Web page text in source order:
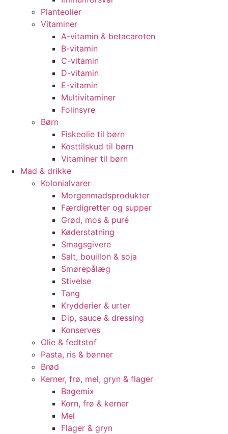
Planteolier
Vitaminer
A-vitamin & betacaroten
B-vitamin
C-vitamin
D-vitamin
E-vitamin
Multivitaminer
Folinsyre
Børn
Fiskeolie til børn
Kosttilskud til børn
Vitaminer til børn
Mad & drikke
Kolonialvarer
Morgenmadsprodukter
Færdigretter og supper
Grød, mos & puré
Køderstatning
Smagsgivere
Salt, bouillon & soja
Smørepålæg
Stivelse
Tang
Krydderier & urter
Dip, sauce & dressing
Konserves
Olie & fedtstof
Pasta, ris & bønner
Brød
Kerner, frø, mel, gryn & flager
Bagemix
Korn, frø & kerner
Mel
Flager & gryn